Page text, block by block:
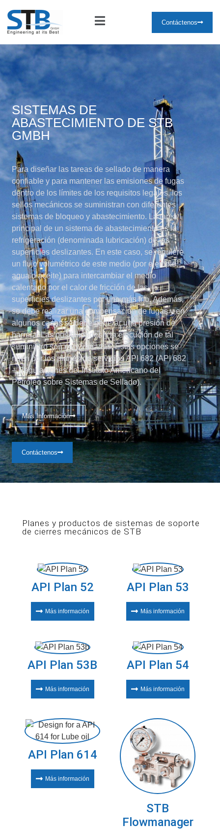
Contáctenos
SISTEMAS DE
ABASTECIMIENTO DE STB
GMBH
Para diseñar las tareas de sellado de manera
confiable y para mantener las emisiones de fugas
dentro de los límites de los requisitos legales, los
sellos mecánicos se suministran con diferentes
sistemas de bloqueo y abastecimiento. La tarea
principal de un sistema de abastecimiento es la
refrigeración (denominada lubricación) de las
superficies deslizantes. En este caso, se requiere
un flujo volumétrico de este medio (por ejemplo,
agua o aceite) para intercambiar el medio
calentado por el calor de fricción de las
superficies deslizantes por uno más frío. Además,
se debe realizar una compensación de fugas y en
algunos casos se debe generar una presión de
barrera. Las posibilidades y la ejecución de tal
suministro son muy variadas. Estas opciones se
rigen por los planes de servicios API 682 (API 682
– Regulaciones del Instituto Americano del
Petróleo sobre Sistemas de Sellado).
Más Información
Contáctenos
Planes y productos de sistemas de soporte
de cierres mecánicos de STB
API Plan 52
Más información
API Plan 53
Más información
API Plan 53B
Más información
API Plan 54
Más información
API Plan 614
Más información
STB
Flowmanager